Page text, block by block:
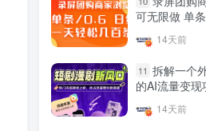
友情链接申请联系虎哥
可无限做 单
14天前
11 拆解一个
的AI流量变
14天前